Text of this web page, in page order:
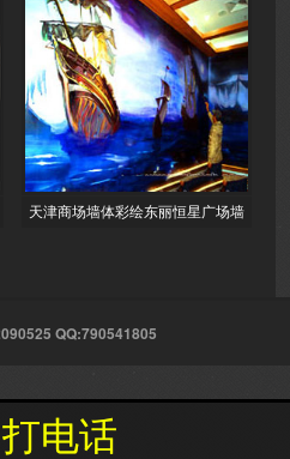
天津商场墙体彩绘东丽恒星广场墙
QQ:790541805
的利益为前提提供彩绘服务!
电话
电话